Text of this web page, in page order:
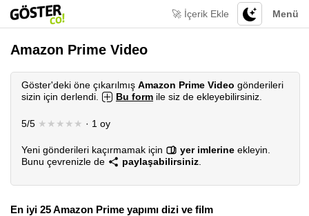
Menü
🚀 İçerik Ekle
Amazon Prime Video
Göster'deki öne çıkarılmış Amazon Prime Video gönderileri
sizin için derlendi.
Bu form ile siz de ekleyebilirsiniz.
5/5 ★★★★★ · 1 oy
Yeni gönderileri kaçırmamak için yer imlerine ekleyin.
Bunu çevrenizle de
paylaşabilirsiniz
En iyi 25 Amazon Prime yapımı dizi ve film